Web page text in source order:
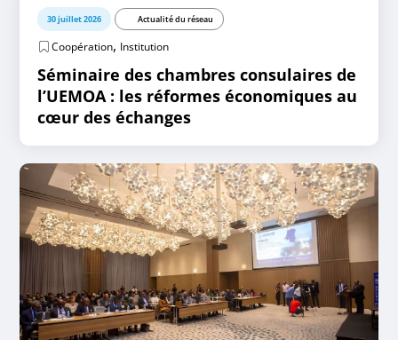
30 juillet 2026 Actualité du réseau
Coopération, Institution
Séminaire des chambres consulaires de
l’UEMOA : les réformes économiques au
cœur des échanges